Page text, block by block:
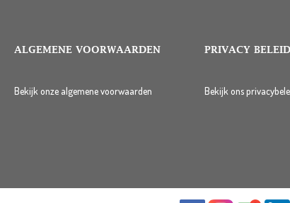
ALGEMENE VOORWAARDEN
Bekijk onze algemene voorwaarden
PRIVACY BELEID
Bekijk ons